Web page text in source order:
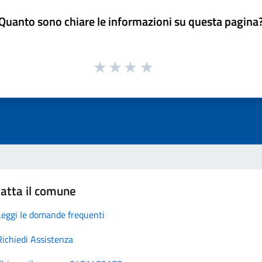
sono chiare le informazioni su questa
il comune
le domande frequenti
Assistenza